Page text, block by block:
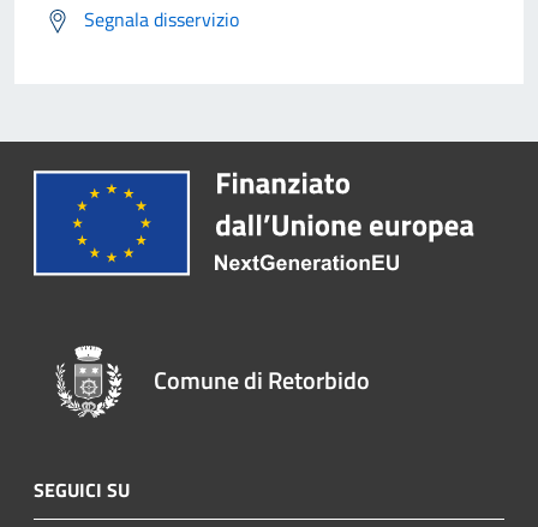
Segnala disservizio
Comune di Retorbido
SEGUICI SU